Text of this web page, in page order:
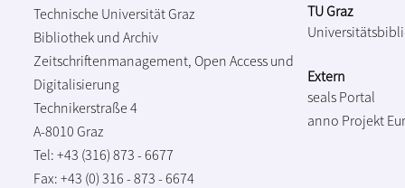
Technische Universität Graz
Bibliothek und Archiv
Zeitschriftenmanagement, Open Access und
Digitalisierung
Technikerstraße 4
A-8010 Graz
Tel: +43 (316) 873 - 6677
Fax: +43 (0) 316 - 873 - 6674
TU Graz
Extern
seals Portal
anno Projekt